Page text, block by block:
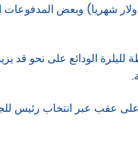
على عقب عبر انتخاب رئيس